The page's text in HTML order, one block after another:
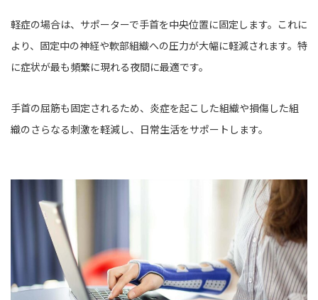
軽症の場合は、サポーターで手首を中央位置に固定します。これに
より、固定中の神経や軟部組織への圧力が大幅に軽減されます。特
に症状が最も頻繁に現れる夜間に最適です。
手首の屈筋も固定されるため、炎症を起こした組織や損傷した組
織のさらなる刺激を軽減し、日常生活をサポートします。